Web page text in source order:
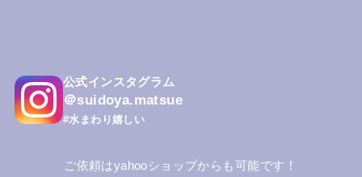
公式インスタグラム
＠suidoya.matsue
#水まわり嬉しい
ご依頼はyahooショップからも可能です ！